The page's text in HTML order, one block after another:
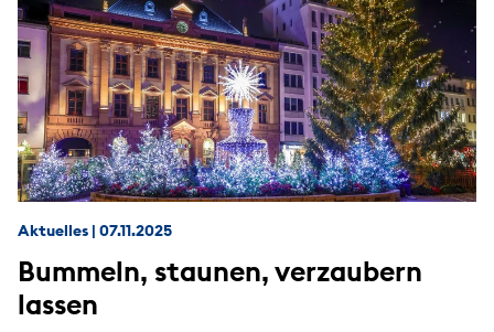
Aktuelles | 07.11.2025
Bummeln, staunen, verzaubern
lassen